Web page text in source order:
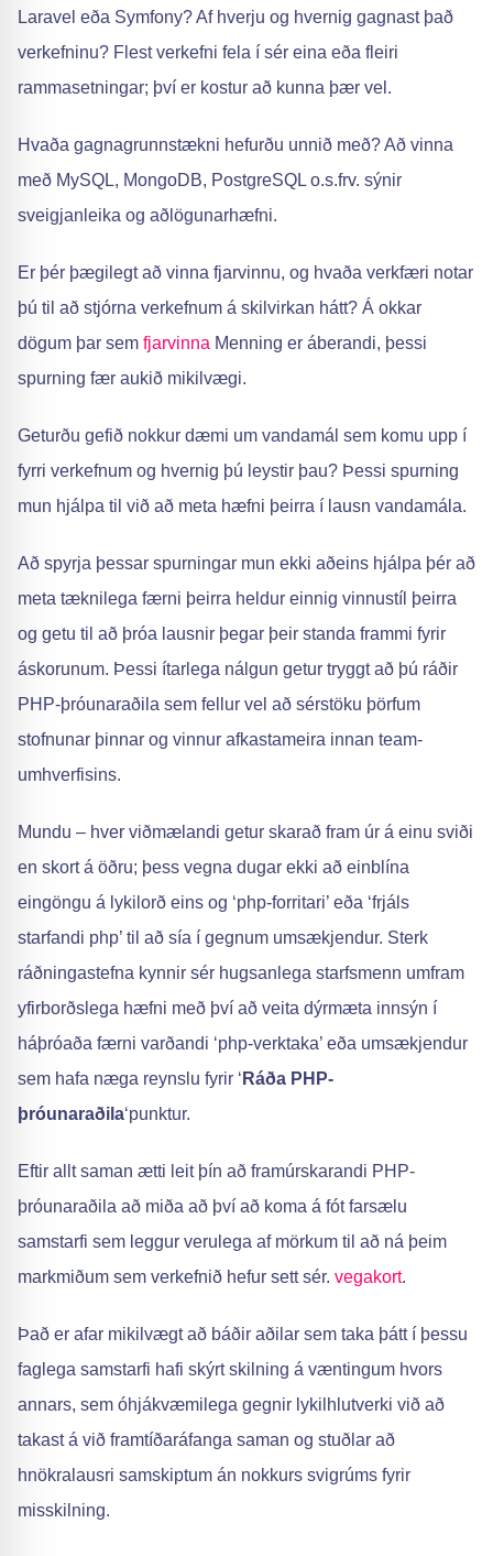
Laravel eða Symfony? Af hverju og hvernig gagnast það
verkefninu? Flest verkefni fela í sér eina eða fleiri
rammasetningar; því er kostur að kunna þær vel.
Hvaða gagnagrunnstækni hefurðu unnið með? Að vinna
með MySQL, MongoDB, PostgreSQL o.s.frv. sýnir
sveigjanleika og aðlögunarhæfni.
Er þér þægilegt að vinna fjarvinnu, og hvaða verkfæri notar
þú til að stjórna verkefnum á skilvirkan hátt? Á okkar
dögum þar sem fjarvinna Menning er áberandi, þessi
spurning fær aukið mikilvægi.
Geturðu gefið nokkur dæmi um vandamál sem komu upp í
fyrri verkefnum og hvernig þú leystir þau? Þessi spurning
mun hjálpa til við að meta hæfni þeirra í lausn vandamála.
Að spyrja þessar spurningar mun ekki aðeins hjálpa þér að
meta tæknilega færni þeirra heldur einnig vinnustíl þeirra
og getu til að þróa lausnir þegar þeir standa frammi fyrir
áskorunum. Þessi ítarlega nálgun getur tryggt að þú ráðir
PHP-þróunaraðila sem fellur vel að sérstöku þörfum
stofnunar þinnar og vinnur afkastameira innan team-
umhverfisins.
Mundu – hver viðmælandi getur skarað fram úr á einu sviði
en skort á öðru; þess vegna dugar ekki að einblína
eingöngu á lykilorð eins og ‘php-forritari’ eða ‘frjáls
starfandi php’ til að sía í gegnum umsækjendur. Sterk
ráðningastefna kynnir sér hugsanlega starfsmenn umfram
yfirborðslega hæfni með því að veita dýrmæta innsýn í
háþróaða færni varðandi ‘php-verktaka’ eða umsækjendur
sem hafa næga reynslu fyrir ‘ Ráða PHP-
þróunaraðila‘punktur.
Eftir allt saman ætti leit þín að framúrskarandi PHP-
þróunaraðila að miða að því að koma á fót farsælu
samstarfi sem leggur verulega af mörkum til að ná þeim
markmiðum sem verkefnið hefur sett sér. vegakort.
Það er afar mikilvægt að báðir aðilar sem taka þátt í þessu
faglega samstarfi hafi skýrt skilning á væntingum hvors
annars, sem óhjákvæmilega gegnir lykilhlutverki við að
takast á við framtíðaráfanga saman og stuðlar að
hnökralausri samskiptum án nokkurs svigrúms fyrir
misskilning.